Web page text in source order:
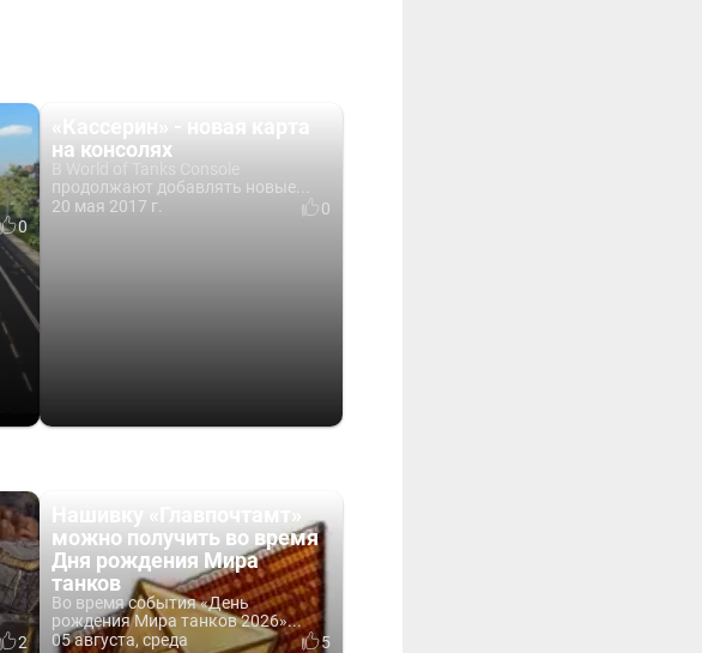
0
на консолях
продолжают добавлять новые...
20 мая 2017 г.
0
2
Нашивку «Главпочтамт»
можно получить во время
Дня рождения Мира
танков
Во время события «День
рождения Мира танков 2026»...
05 августа, среда
5